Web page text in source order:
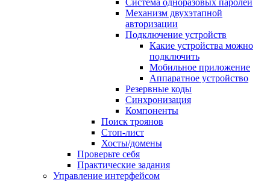
Система одноразовых паролей
Механизм двухэтапной
авторизации
Подключение устройств
Какие устройства можно
подключить
Мобильное приложение
Аппаратное устройство
Резервные коды
Синхронизация
Компоненты
Поиск троянов
Стоп-лист
Хосты/домены
Проверьте себя
Практические задания
Управление интерфейсом